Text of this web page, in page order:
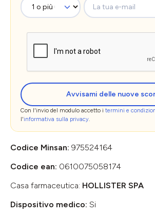
Avvisami delle nuove
Con l'invio del modulo accetto i termini e
l'informativa sulla privacy.
Codice Minsan: 975524164
Codice ean: 0610075058174
Casa farmaceutica: HOLLISTER SPA
Dispositivo medico: Si